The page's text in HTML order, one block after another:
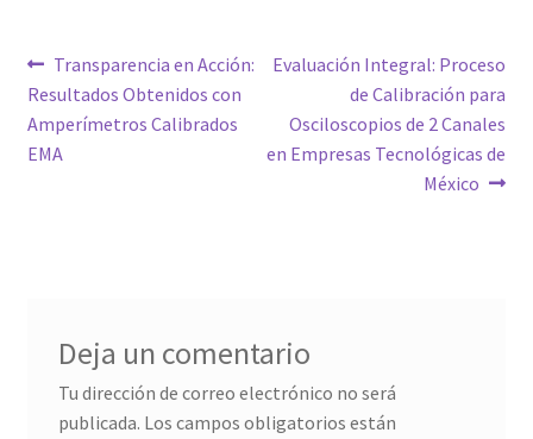
Navegación
de
entradas
Entrada
anterior:
Transparencia en Acción:
Resultados Obtenidos con
Amperímetros Calibrados
EMA
Siguiente
Evaluación Integral: Proceso
de Calibración para
Osciloscopios de 2 Canales
en Empresas Tecnológicas de
México
Deja un comentario
Tu dirección de correo electrónico no será
publicada. Los campos obligatorios están